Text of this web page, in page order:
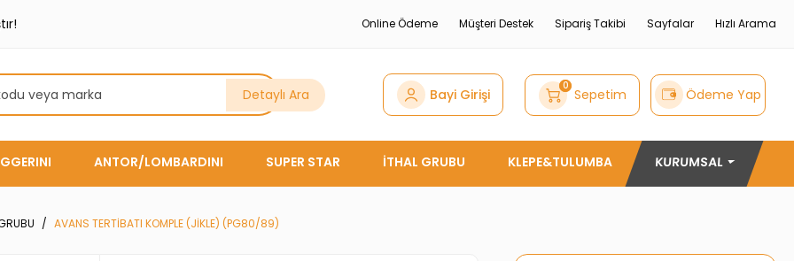
Online Ödeme Müşteri Destek Sipariş Takibi Sayfalar Hızlı Arama
Detaylı Ara Bayi Girişi 0 Sepetim Ödeme Yap
ANTOR/LOMBARDINI SUPER STAR İTHAL GRUBU KLEPE&TULUMBA KURUMSAL
AVANS TERTİBATI KOMPLE (JİKLE) (PG80/89)